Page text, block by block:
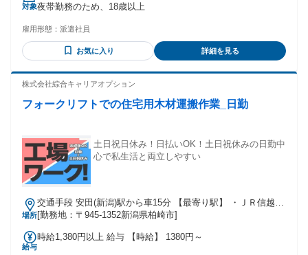
対象夜帯勤務のため、18歳以上
雇用形態： 派遣社員
お気に入り 詳細を見る
株式会社綜合キャリアオプション
フォークリフトでの住宅用木材運搬作業_日勤
土日祝日休み！日払いOK！土日祝休みの日勤中
心で私生活と両立しやすい
場所
交通手段 安田(新潟)駅から車15分 【最寄り駅】 ・ＪＲ信越本
線「安田(新潟)駅」
[勤務地：〒945-1352新潟県柏崎市]
給与
時給1,380円以上 給与 【時給】 1380円～